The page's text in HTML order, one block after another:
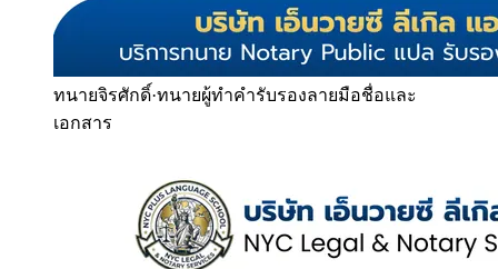
ทนายจิรศักดิ์·ทนายผู้ทำคำรับรองลายมือชื่อและ
เอกสาร